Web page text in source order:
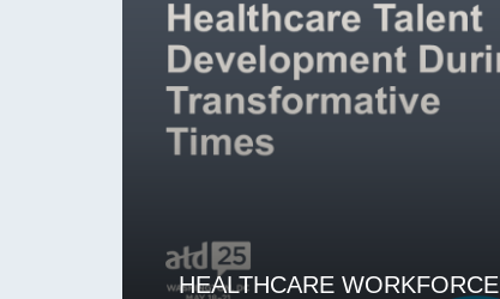
HEALTHCARE WORKFORCE